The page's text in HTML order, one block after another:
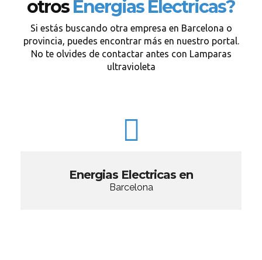
otrosEnergias Electricas?
Si estás buscando otra empresa en Barcelona o
provincia, puedes encontrar más en nuestro portal.
No te olvides de contactar antes con Lamparas
ultravioleta
Energias Electricas en
Barcelona